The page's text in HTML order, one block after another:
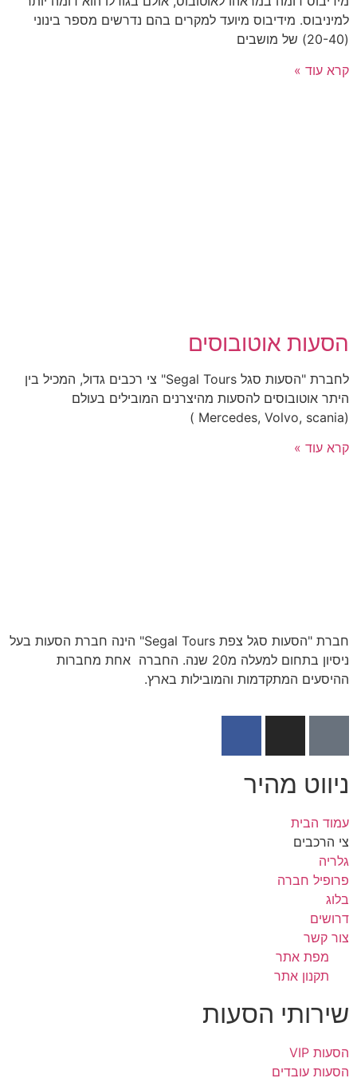
למיניבוס. מידיבוס מיועד למקרים בהם נדרשים מספר בינוני
(20-40) של מושבים
קרא עוד »
הסעות אוטובוסים
לחברת "הסעות סגל Segal Tours" צי רכבים גדול, המכיל בין
היתר אוטובוסים להסעות מהיצרנים המובילים בעולם
(Mercedes, Volvo, scania )
קרא עוד »
חברת "הסעות סגל צפת Segal Tours" הינה חברת הסעות בעל
ניסיון בתחום למעלה מ20 שנה. החברה אחת מחברות
ההיסעים המתקדמות והמובילות בארץ.
ניווט מהיר
עמוד הבית
צי הרכבים
גלריה
פרופיל חברה
בלוג
דרושים
צור קשר
מפת אתר
תקנון אתר
שירותי הסעות
הסעות VIP
הסעות עובדים